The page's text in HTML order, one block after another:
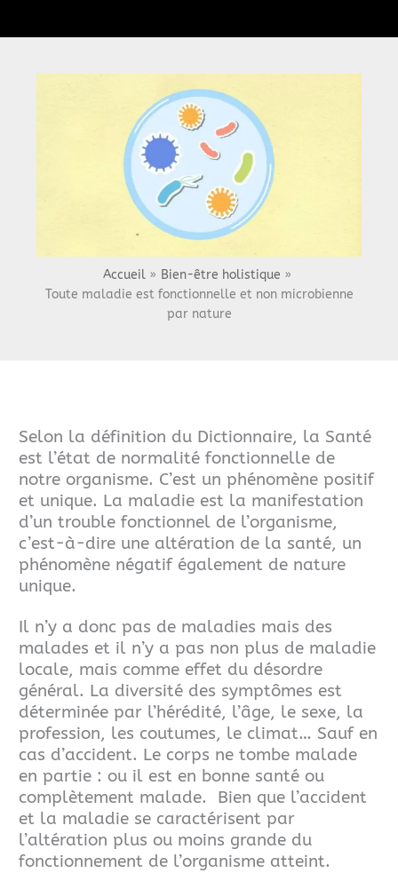
Accueil
Bien-être holistique
Toute maladie est fonctionnelle et non microbienne
par nature
Selon la définition du Dictionnaire, la Santé
est l’état de normalité fonctionnelle de
notre organisme. C’est un phénomène positif
et unique. La maladie est la manifestation
d’un trouble fonctionnel de l’organisme,
c’est-à-dire une altération de la santé, un
phénomène négatif également de nature
unique.
Il n’y a donc pas de maladies mais des
malades et il n’y a pas non plus de maladie
locale, mais comme effet du désordre
général. La diversité des symptômes est
déterminée par l’hérédité, l’âge, le sexe, la
profession, les coutumes, le climat… Sauf en
cas d’accident. Le corps netombe malade
en partie : ou il est en bonne santé ou
complètement malade. Bien que l’accident
et la maladie se caractérisent par
l’altération plus ou moins grande du
fonctionnement de l’organisme atteint.